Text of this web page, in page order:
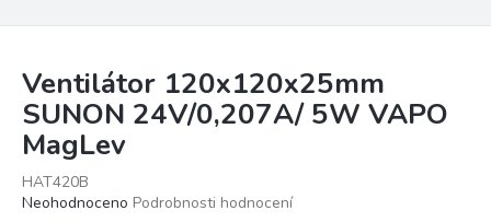
Ventilátor 120x120x25mm
SUNON 24V/0,207A/ 5W VAPO
MagLev
HAT420B
Průměrné
Neohodnoceno Podrobnosti hodnocení